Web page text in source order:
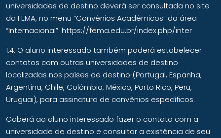
universidades de destino deverá ser consultada no site
da FEMA, no menu “Convênios Acadêmicos” da área
“Internacional”: https://fema.edu.br/index.php/inter
1.4. O aluno interessado também poderá estabelecer
contatos com outras universidades de destino
localizadas nos países de destino (Portugal, Espanha,
Argentina, Chile, Colômbia, México, Porto Rico, Peru,
Uruguai), para assinatura de convênios específicos.
Caberá ao aluno interessado fazer o contato com a
universidade de destino e consultar a existência de seu